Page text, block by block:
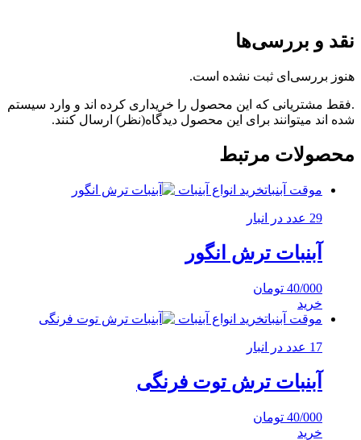
نقد و بررسی‌ها
هنوز بررسی‌ای ثبت نشده است.
.فقط مشتریانی که این محصول را خریداری کرده اند و وارد سیستم
شده اند میتوانند برای این محصول دیدگاه(نظر) ارسال کنند.
محصولات مرتبط
موقت آبنباتخرید انواع آبنبات
29 عدد در انبار
آبنبات ترش انگور
40/000 تومان
خرید
موقت آبنباتخرید انواع آبنبات
17 عدد در انبار
آبنبات ترش توت فرنگی
40/000 تومان
خرید